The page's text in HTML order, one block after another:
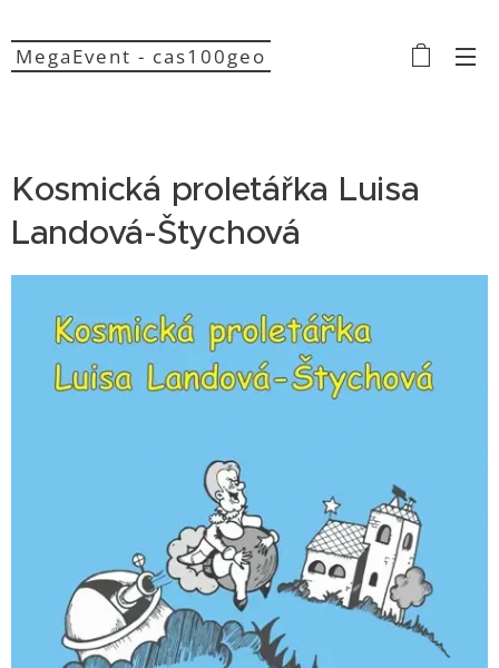
MegaEvent - cas100geo
Kosmická proletářka Luisa
Landová-Štychová